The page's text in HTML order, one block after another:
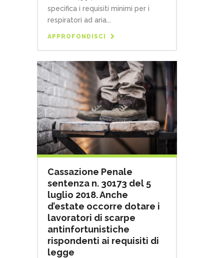
specifica i requisiti minimi per i
respiratori ad aria...
APPROFONDISCI
Cassazione Penale
sentenza n. 30173 del 5
luglio 2018. Anche
d’estate occorre dotare i
lavoratori di scarpe
antinfortunistiche
rispondenti ai requisiti di
legge